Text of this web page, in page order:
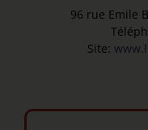
96 rue Emile
Site: